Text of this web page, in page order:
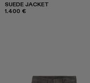
SUEDE JACKET
1.400 €